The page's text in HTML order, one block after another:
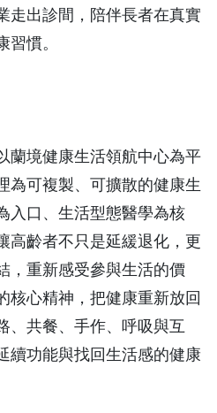
走出診間，陪伴長者在真實
慣。
蘭境健康生活領航中心為平
為可複製、可擴散的健康生
入口、生活型態醫學為核
高齡者不只是延緩退化，更
，重新感受參與生活的價
核心精神，把健康重新放回
、共餐、手作、呼吸與互
續功能與找回生活感的健康